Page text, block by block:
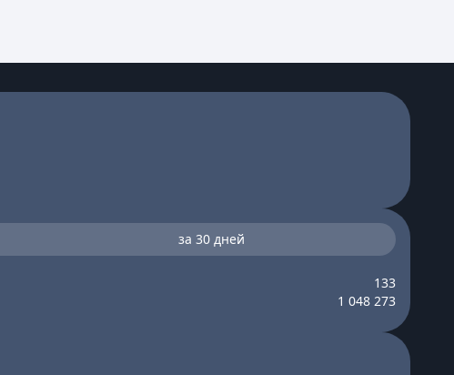
за 30 дней
133
1 048 273